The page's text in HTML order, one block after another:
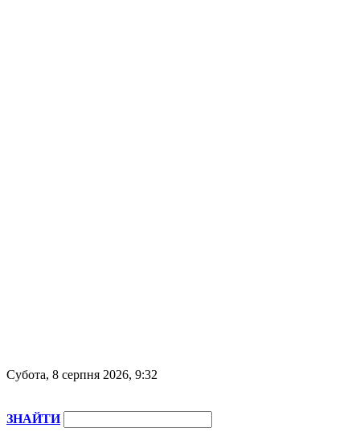
Субота, 8 серпня 2026, 9:32
ЗНАЙТИ